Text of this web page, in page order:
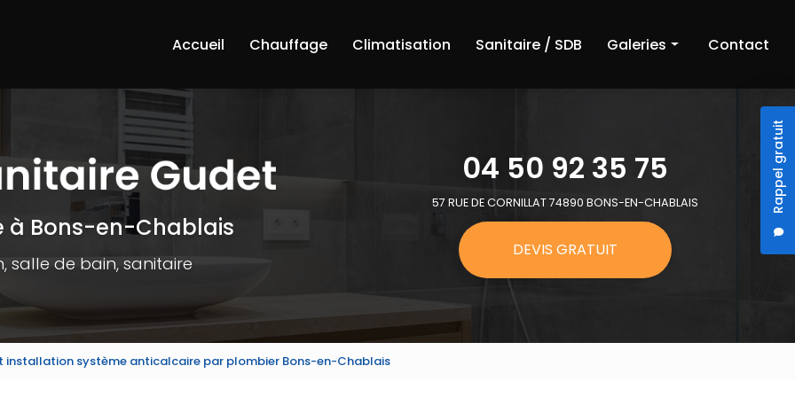
Rappel gratuit
Accueil
Chauffage Climatisation Sanitaire / SDB Galeries
Sanitaire et salle de bain
Contact
à Bons-en-Chablais
salle de bain, sanitaire
04 50 92 35 75
57 RUE DE CORNILLAT 74890 BONS-EN-CHABLAIS
DEVIS GRATUIT
installation système anticalcaire par plombier Bons-en-Chablais